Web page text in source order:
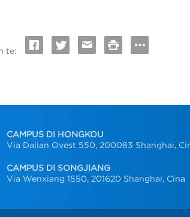
te:
CAMPUS DI HONGKOU
Via Dalian Ovest 550, 200083 Shanghai,
CAMPUS DI SONGJIANG
Via Wenxiang 1550, 201620 Shanghai, Cina